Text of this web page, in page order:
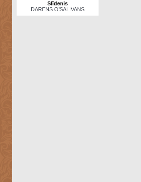
Slīdenis
DARENS O’SALIVANS